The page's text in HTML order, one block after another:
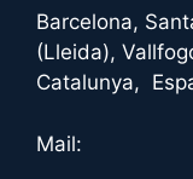
Barcelona,
(Lleida),
Catalunya,
Mail: